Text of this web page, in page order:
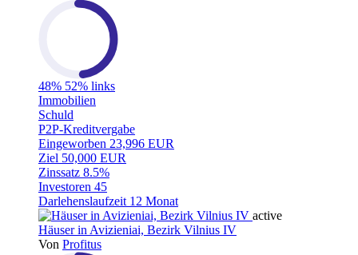
48% 52% links
Immobilien
Schuld
P2P-Kreditvergabe
Eingeworben 23,996 EUR
Ziel 50,000 EUR
Zinssatz 8.5%
Investoren 45
Darlehenslaufzeit 12 Monat
active
Häuser in Avizieniai, Bezirk Vilnius IV
Von Profitus